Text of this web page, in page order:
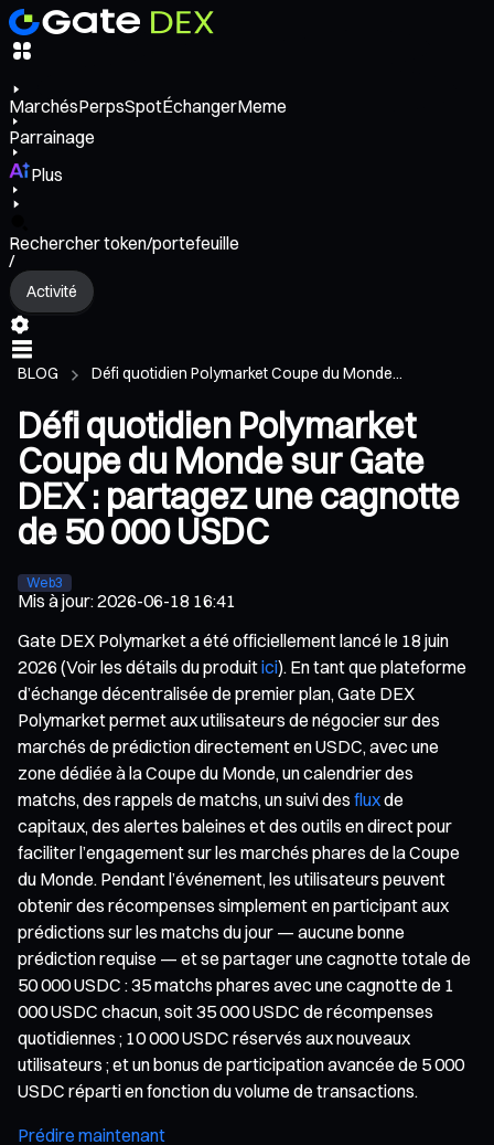
MarchésPerpsSpotÉchangerMeme
Parrainage
Plus
Rechercher token/portefeuille
/
Activité
BLOG Défi quotidien Polymarket Coupe du Monde...
Défi quotidien Polymarket
Coupe du Monde sur Gate
DEX : partagez une cagnotte
de 50 000 USDC
Web3
Mis à jour:2026-06-18 16:41
Gate DEX Polymarket a été officiellement lancé le 18 juin
2026 (Voir les détails du produitici). En tant que plateforme
d’échange décentralisée de premier plan, Gate DEX
Polymarket permet aux utilisateurs de négocier sur des
marchés de prédiction directement en USDC, avec une
zone dédiée à la Coupe du Monde, un calendrier des
matchs, des rappels de matchs, un suivi des fluxde
capitaux, des alertes baleines et des outils en direct pour
faciliter l’engagement sur les marchés phares de la Coupe
du Monde. Pendant l’événement, les utilisateurs peuvent
obtenir des récompenses simplement en participant aux
prédictions sur les matchs du jour — aucune bonne
prédiction requise — et se partager une cagnotte totale de
50 000 USDC : 35 matchs phares avec une cagnotte de 1
000 USDC chacun, soit 35 000 USDC de récompenses
quotidiennes ; 10 000 USDC réservés aux nouveaux
utilisateurs ; et un bonus de participation avancée de 5 000
USDC réparti en fonction du volume de transactions.
Prédire maintenant